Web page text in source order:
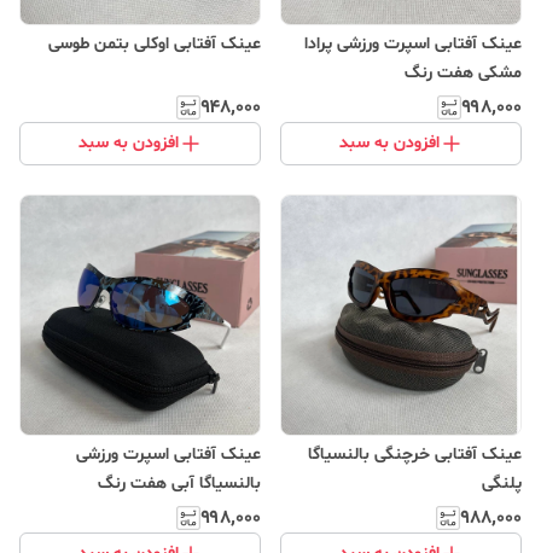
عینک آفتابی اسپرت ورزشی پرادا
مشکی هفت رنگ
۹۹۸٬۰۰۰
افزودن به سبد
عینک آفتابی اوکلی بتمن طوسی
۹۴۸٬۰۰۰
افزودن به سبد
عینک آفتابی خرچنگی بالنسیاگا
پلنگی
۹۸۸٬۰۰۰
عینک آفتابی اسپرت ورزشی
بالنسیاگا آبی هفت رنگ
۹۹۸٬۰۰۰